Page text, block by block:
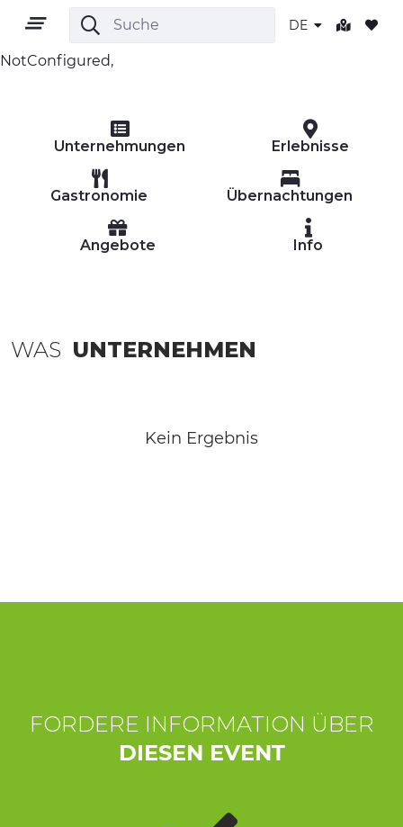
DE
GEBIET
KULTUR
NotConfigured,
Unternehmungen Erlebnisse
Gastronomie Übernachtungen
Angebote Info
WAS UNTERNEHMEN
Kein Ergebnis
FORDERE INFORMATION ÜBER
DIESEN EVENT